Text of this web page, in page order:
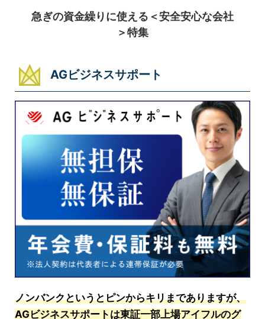
急ぎの資金繰りに使える＜安全安心な会社
＞特集
AGビジネスサポート
ノンバンクというとピンからキリまでありますが、
AGビジネスサポートは東証一部上場アイフルのグ